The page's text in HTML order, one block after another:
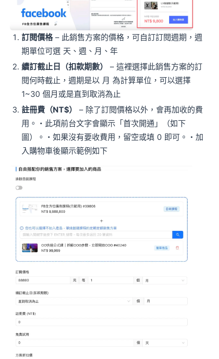
訂閱價格– 此銷售方案的價格，可自訂訂閱週期，週
期單位可選 天、週、月、年
續訂截止日（扣款期數）
– 這裡選擇此銷售方案的訂
閱何時截止，週期是以 月 為計算單位，可以選擇
1~30 個月或是直到取消為止
註冊費（NT$）
– 除了訂閱價格以外，會再加收的費
用。・此項前台文字會顯示「首次開通」（如下
圖）。・如果沒有要收費用，留空或填 0 即可。・加
入購物車後顯示範例如下